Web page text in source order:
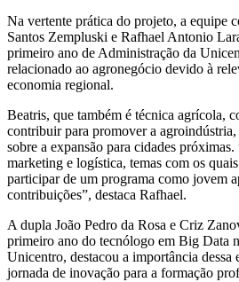
Na vertente prática do projeto, a equipe
Santos Zempluski e Rafhael Antonio
primeiro ano de Administração da
relacionado ao agronegócio devido à
economia regional.
Beatris, que também é técnica agrícola,
contribuir para promover a
sobre a expansão para cidades
marketing e logística, temas com os
participar de um programa como jovem
contribuições”, destaca Rafhael.
A dupla João Pedro da Rosa e Criz
primeiro ano do tecnólogo em Big Data
Unicentro, destacou a importância dessa
jornada de inovação para a formação